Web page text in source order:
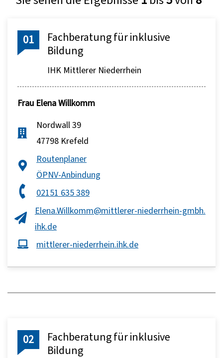
01
Fachberatung für inklusive
Bildung
IHK Mittlerer Niederrhein
Frau Elena Willkomm
Nordwall 39
47798 Krefeld
Routenplaner
ÖPNV-Anbindung
02151 635 389
Elena.Willkomm@mittlerer-niederrhein-gmbh.
ihk.de
mittlerer-niederrhein.ihk.de
02
Fachberatung für inklusive
Bildung